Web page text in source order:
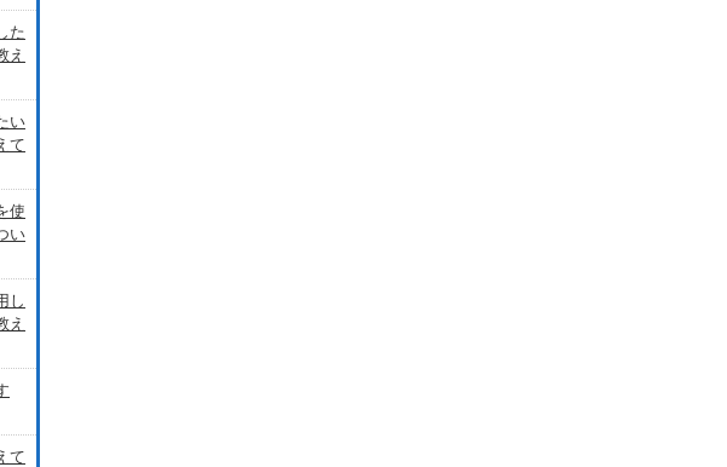
た
え
い
て
使
い
し
え
て